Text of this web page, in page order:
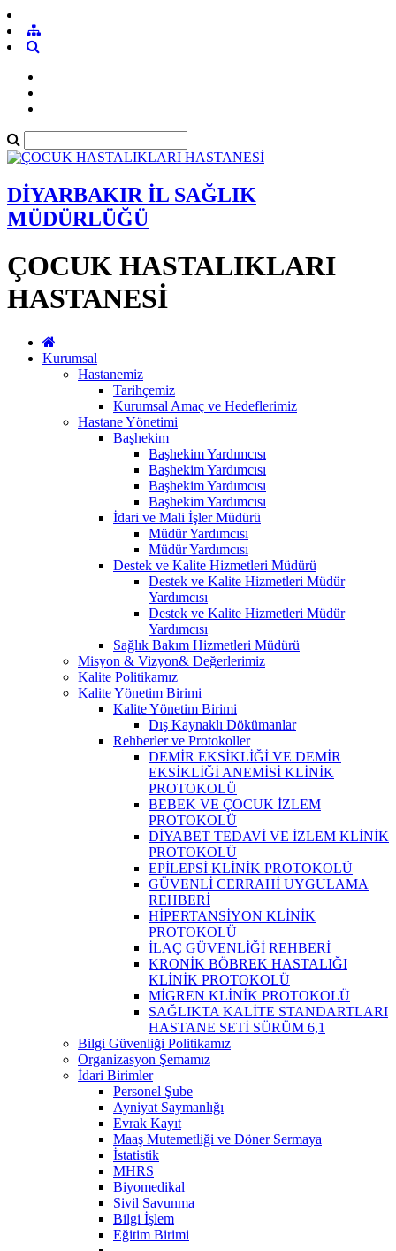
DİYARBAKIR İL SAĞLIK
MÜDÜRLÜĞÜ
ÇOCUK HASTALIKLARI
HASTANESİ
Kurumsal
Hastanemiz
Tarihçemiz
Kurumsal Amaç ve Hedeflerimiz
Hastane Yönetimi
Başhekim
Başhekim Yardımcısı
Başhekim Yardımcısı
Başhekim Yardımcısı
Başhekim Yardımcısı
İdari ve Mali İşler Müdürü
Müdür Yardımcısı
Müdür Yardımcısı
Destek ve Kalite Hizmetleri Müdürü
Destek ve Kalite Hizmetleri Müdür
Yardımcısı
Destek ve Kalite Hizmetleri Müdür
Yardımcısı
Sağlık Bakım Hizmetleri Müdürü
Misyon & Vizyon& Değerlerimiz
Kalite Politikamız
Kalite Yönetim Birimi
Kalite Yönetim Birimi
Dış Kaynaklı Dökümanlar
Rehberler ve Protokoller
DEMİR EKSİKLİĞİ VE DEMİR
EKSİKLİĞİ ANEMİSİ KLİNİK
PROTOKOLÜ
BEBEK VE ÇOCUK İZLEM
PROTOKOLÜ
DİYABET TEDAVİ VE İZLEM KLİNİK
PROTOKOLÜ
EPİLEPSİ KLİNİK PROTOKOLÜ
GÜVENLİ CERRAHİ UYGULAMA
REHBERİ
HİPERTANSİYON KLİNİK
PROTOKOLÜ
İLAÇ GÜVENLİĞİ REHBERİ
KRONİK BÖBREK HASTALIĞI
KLİNİK PROTOKOLÜ
MİGREN KLİNİK PROTOKOLÜ
SAĞLIKTA KALİTE STANDARTLARI
HASTANE SETİ SÜRÜM 6,1
Bilgi Güvenliği Politikamız
Organizasyon Şemamız
İdari Birimler
Personel Şube
Ayniyat Saymanlığı
Evrak Kayıt
Maaş Mutemetliği ve Döner Sermaya
İstatistik
MHRS
Biyomedikal
Sivil Savunma
Bilgi İşlem
Eğitim Birimi